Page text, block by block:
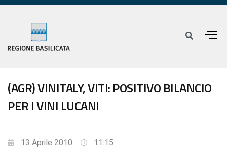
(AGR) VINITALY, VITI: POSITIVO BILANCIO
PER I VINI LUCANI
13 Aprile 2010 11:15